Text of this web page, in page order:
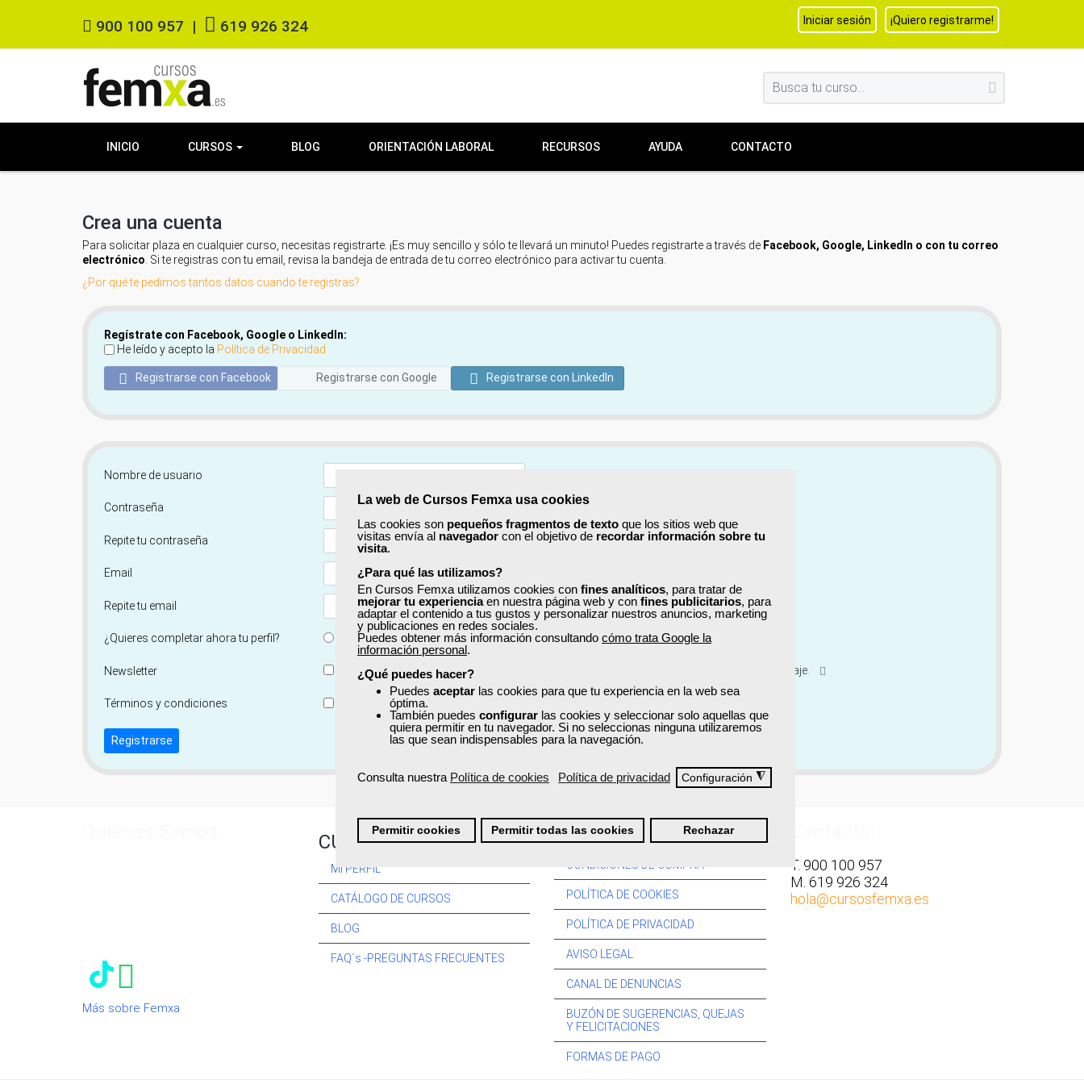
La web de Cursos Femxa usa cookies
Las cookies son pequeños fragmentos de texto que los sitios web que
visitas envía al navegador con el objetivo de recordar información sobre tu
visita.
¿Para qué las utilizamos?
En Cursos Femxa utilizamos cookies con fines analíticos, para tratar de
mejorar tu experienciaen nuestra página web y con fines publicitarios, para
adaptar el contenido a tus gustos y personalizar nuestros anuncios, marketing
y publicaciones en redes sociales.
Puedes obtener más información consultando cómo trata Google la
información personal.
¿Qué puedes hacer?
Puedes aceptar las cookies para que tu experiencia en la web sea
óptima.
También puedes configurar las cookies y seleccionar solo aquellas que
quiera permitir en tu navegador. Si no seleccionas ninguna utilizaremos
las que sean indispensables para la navegación.
Consulta nuestra Política de cookies Política de privacidad Configuración ◮
Permitir cookies Permitir todas las cookies Rechazar
900 100 957 | 619 926 324 Iniciar sesión ¡Quiero registrarme!
INICIO CURSOS BLOG ORIENTACIÓN LABORAL RECURSOS AYUDA CONTACTO
Crea una cuenta
Para solicitar plaza en cualquier curso, necesitas registrarte. ¡Es muy sencillo y sólo te llevará un minuto! Puedes registrarte a través de Facebook, Google, LinkedIn o con tu correo
electrónico . Si te registras con tu email, revisa la bandeja de entrada de tu correo electrónico para activar tu cuenta.
¿Por qué te pedimos tantos datos cuando te registras?
Regístrate con Facebook, Google o LinkedIn:
He leído y acepto la Política de Privacidad
Registrarse con Facebook Registrarse con Google Registrarse con LinkedIn
Nombre de usuario
Contraseña Mostrar
Repite tu contraseña Mostrar
Email
Repite tu email
¿Quieres completar ahora tu perfil? No, completaré mi perfil más adelante
Newsletter Si, quiero recibir información sobre cursos, ofertas exclusivas y recursos para el aprendizaje.
Términos y condiciones He leído y acepto la
Registrarse
Más sobre Femxa
CURSOS:
MI PERFIL
CATÁLOGO DE CURSOS
BLOG
FAQ´s -PREGUNTAS FRECUENTES
Información:
CONDICIONES DE COMPRA
POLÍTICA DE COOKIES
POLÍTICA DE PRIVACIDAD
AVISO LEGAL
CANAL DE DENUNCIAS
BUZÓN DE SUGERENCIAS, QUEJAS
Y FELICITACIONES
FORMAS DE PAGO
T. 900 100 957
M. 619 926 324
hola@cursosfemxa.es